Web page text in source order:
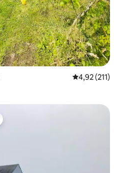
Évaluation
4,92 (211)